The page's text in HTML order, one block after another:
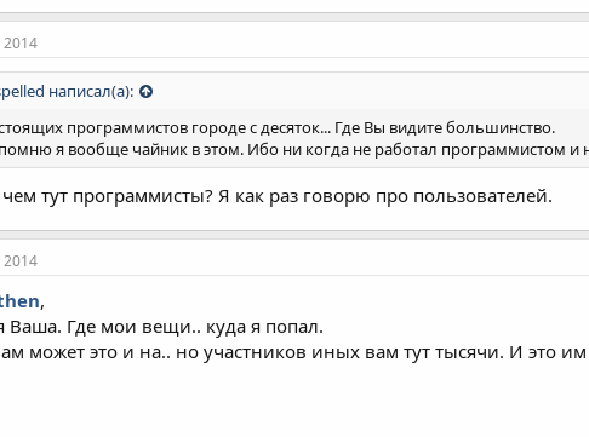
2014
написал(а):
программистов городе с десяток... Где Вы видите большинство.
я вообще чайник в этом. Ибо ни когда не работал программистом и
тут программисты? Я как раз говорю про пользователей.
2014
,
Ваша. Где мои вещи.. куда я попал.
может это и на.. но участников иных вам тут тысячи. И это